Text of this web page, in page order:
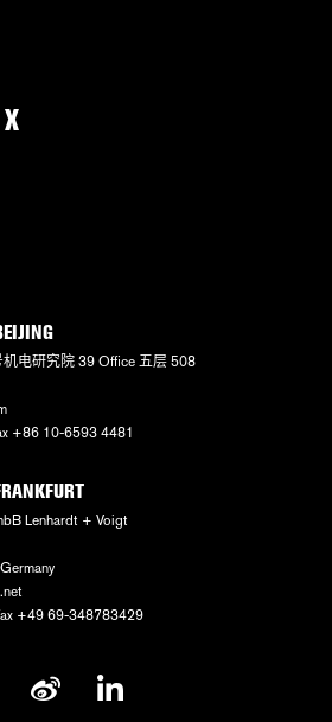
电研究院 39 Office 五层 508
+86 10-6593 4481
Lenhardt + Voigt
+49 69-348783429